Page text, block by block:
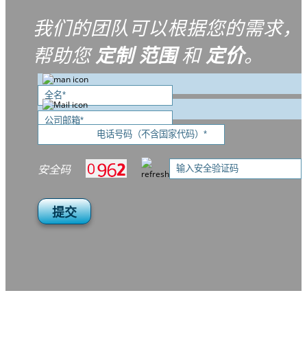
我们的团队可以根据您的需求，
帮助您定制 范围和定价。
安全码
提交